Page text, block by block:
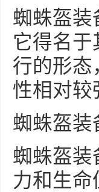
蜘蛛盔装
它得名
行的形态
性相对较
蜘蛛盔装
蜘蛛盔装
力和生